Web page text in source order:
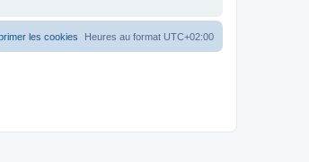
Heures au format UTC+02:00
les cookies